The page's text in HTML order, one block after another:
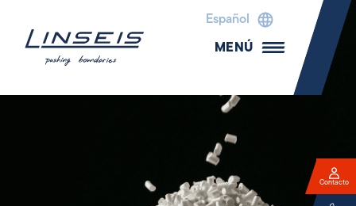
Español
MENÚ
Contacto